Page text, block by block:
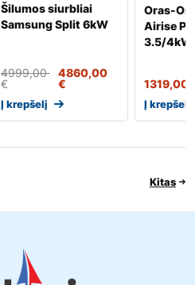
Šilumos siurbliai
Samsung Split 6kW
4999,00
€
4860,00
€
Į krepšelį
Oras-
Airise
3.5/4kW
1319,00
Į krepšelį
Kitas